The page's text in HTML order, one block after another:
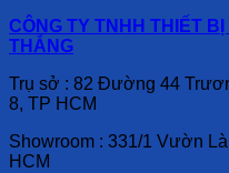
CÔNG TY TNHH THIẾT
THẮNG
Trụ sở : 82 Đường 44
8, TP HCM
Showroom : 331/1 Vườn
HCM